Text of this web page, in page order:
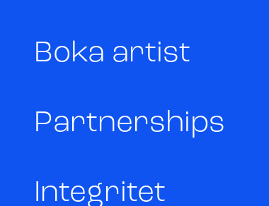
Boka artist
Partnerships
Integritet